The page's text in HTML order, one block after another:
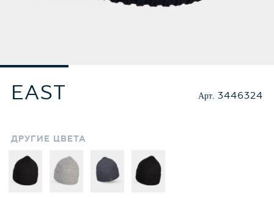
EAST Арт. 3446324
ДРУГИЕ ЦВЕТА